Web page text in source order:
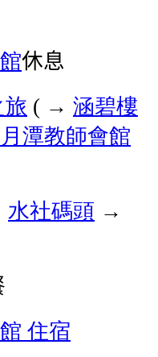
休息
( → 涵碧樓
潭教師會館
水社碼頭 →
住宿